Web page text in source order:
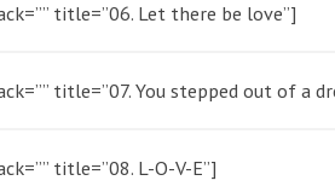
title=”06. Let there be love”]
title=”07. You stepped out of a
title=”08. L-O-V-E”]